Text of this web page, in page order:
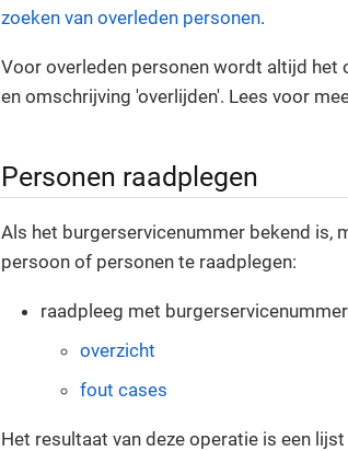
zoeken van overleden personen.
Voor overleden personen wordt altijd het
en omschrijving 'overlijden'. Lees voor
Personen raadplegen
Als het burgerservicenummer bekend is,
persoon of personen te raadplegen:
raadpleeg met burgerservicenummer
overzicht
fout cases
Het resultaat van deze operatie is een